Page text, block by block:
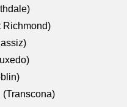
Richmond)